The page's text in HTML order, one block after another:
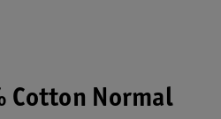
Cotton Normal